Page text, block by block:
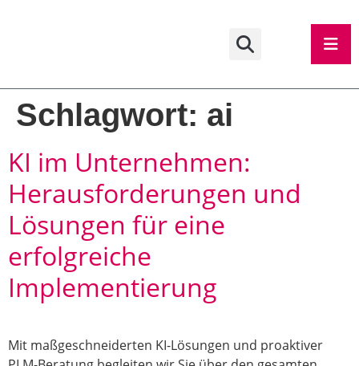
Schlagwort: ai
KI im Unternehmen:
Herausforderungen und
Lösungen für eine
erfolgreiche
Implementierung
Mit maßgeschneiderten KI-Lösungen und proaktiver